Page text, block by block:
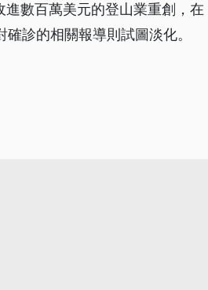
數百萬美元的登山業重創，在
診的相關報導則試圖淡化。